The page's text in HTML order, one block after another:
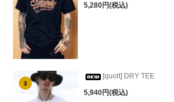
5,280円(税込)
3
[quolt] DRY TEE
5,940円(税込)